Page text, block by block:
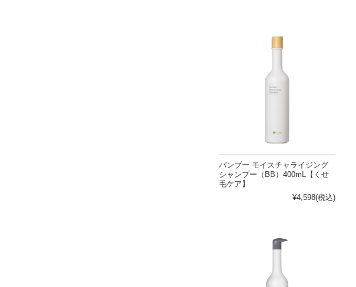
バンブー モイスチャライジング
シャンプー（BB）400mL【くせ
毛ケア】
¥4,598(税込)